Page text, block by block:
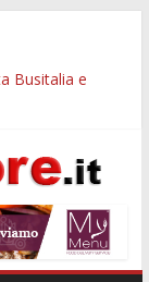
Busitalia e
a
per Comuni e
strade, stazioni
l’abbonamento